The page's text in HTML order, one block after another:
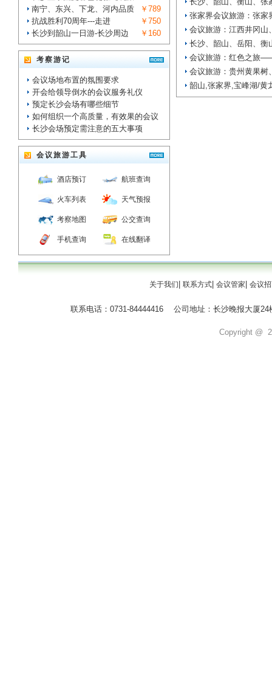
南宁、东兴、下龙、河内品质
￥789
抗战胜利70周年---走进
￥750
长沙到韶山一日游-长沙周边
￥160
考察游记
会议场地布置的氛围要求
开会给领导倒水的会议服务礼仪
预定长沙会场有哪些细节
如何组织一个高质量，有效果的会议
长沙会场预定需注意的五大事项
会议旅游工具
酒店预订 航班查询
火车列表 天气预报
考察地图 公交查询
手机查询 在线翻译
张家界会议旅游：张家
会议旅游：江西井冈山
长沙、韶山、岳阳、衡
会议旅游：红色之旅
会议旅游：贵州黄果树
韶山,张家界,宝峰湖/黄
关于我们 联系方式 会议管家 会议
联系电话：0731-84444416 公司地址：长沙晚报大
Copyright @